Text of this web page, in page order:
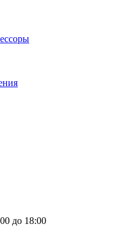
до 18:00